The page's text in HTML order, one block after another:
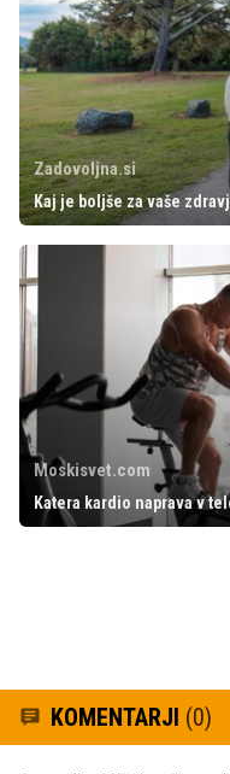
Zadovoljna.si
Kaj je boljše za vaše
Moskisvet.com
Katera kardio naprava v
KOMENTARJI (0)